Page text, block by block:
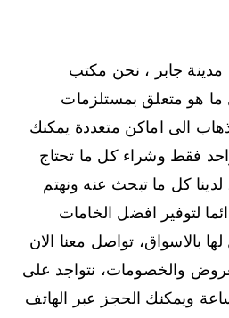
جابر ، نحن مكتب
هو متعلق بمستلزمات
الى اماكن متعددة يمكنك
فقط وشراء كل ما تحتاج
كل ما تبحث عنه ونهتم
لتوفير افضل الخامات
بالاسواق، تواصل معنا الان
والخصومات، نتواجد على
ويمكنك الحجز عبر الهاتف